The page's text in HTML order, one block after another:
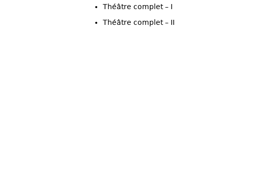
Théâtre complet – I
Théâtre complet – II